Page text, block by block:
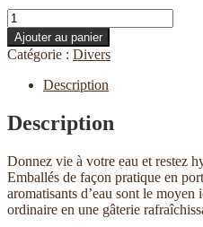
quantité
de
Aromatisant
Pêche
Blanche
Ajouter au panier
Catégorie : Divers
Description
Description
Donnez vie à votre eau et restez
Emballés de façon pratique en
aromatisants d’eau sont le moyen
ordinaire en une gâterie